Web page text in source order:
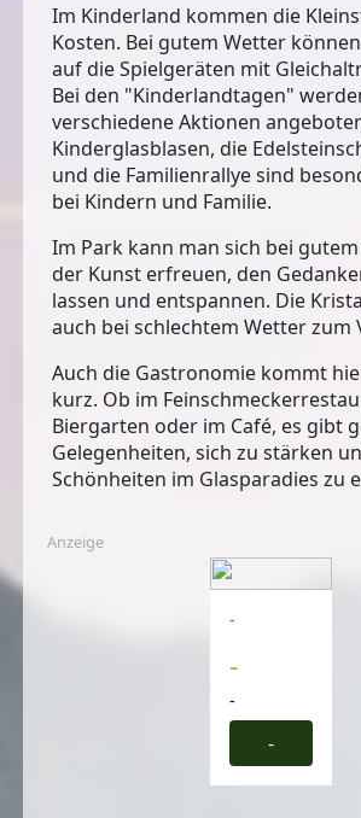
Im Kinderland kommen die
Kosten. Bei gutem Wetter
auf die Spielgeräten mit
Bei den "Kinderlandtagen"
verschiedene Aktionen
Kinderglasblasen, die
und die Familienrallye sind
bei Kindern und Familie.
Im Park kann man sich bei
der Kunst erfreuen, den
lassen und entspannen. Die
auch bei schlechtem Wetter zum
Auch die Gastronomie kommt
kurz. Ob im
Biergarten oder im Café, es gibt
Gelegenheiten, sich zu stärken
Schönheiten im Glasparadies zu
Anzeige
-
-
-
-